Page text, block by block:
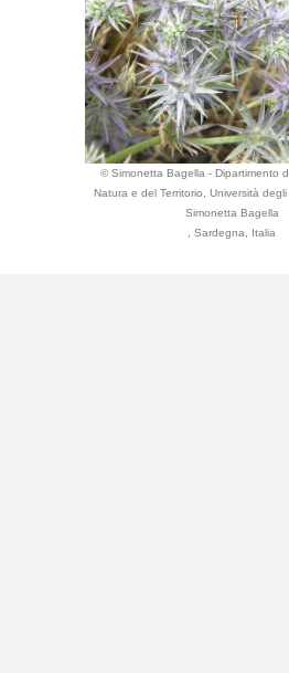
© Simonetta Bagella - Dipartimento
Natura e del Territorio, Università
Simonetta Bagella
, Sardegna, Italia